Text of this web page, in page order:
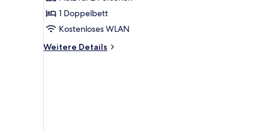
Comfort
Double
anzeigen
1 Doppelbett
Kostenloses WLAN
Weitere Details
Weitere